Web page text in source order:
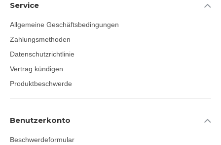
Service
Allgemeine Geschäftsbedingungen
Zahlungsmethoden
Datenschutzrichtlinie
Vertrag kündigen
Produktbeschwerde
Benutzerkonto
Beschwerdeformular